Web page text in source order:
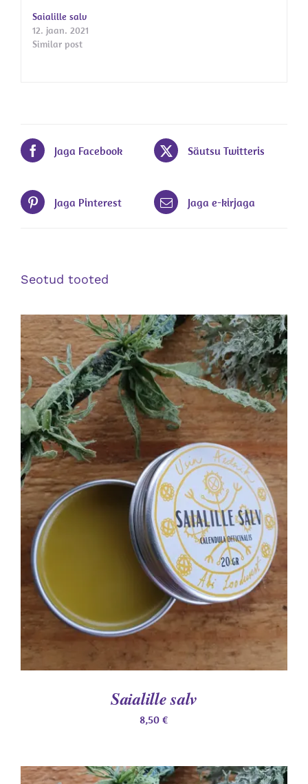
Saialille salv
12. jaan. 2021
Similar post
Jaga Facebook Säutsu Twitteris
Jaga Pinterest Jaga e-kirjaga
Seotud tooted
LISA KORVI
/
DETAILS
Saialille salv
8,50 €